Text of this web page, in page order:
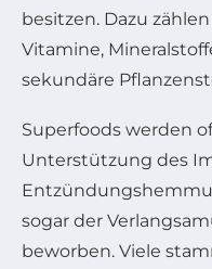
besitzen. Dazu
Vitamine,
sekundäre
Superfoods werden
Unterstützung des
sogar der
beworben. Viele